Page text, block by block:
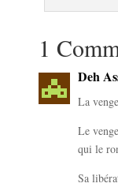
1
Deh
La
Le
qui le
Sa